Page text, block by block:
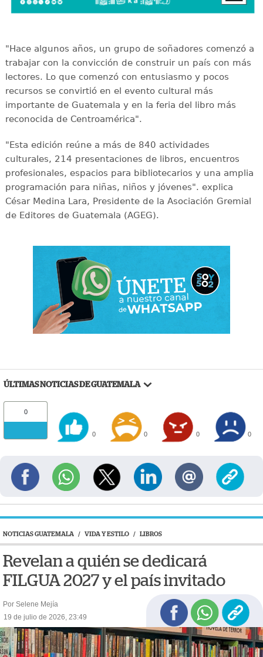
"Hace algunos años, un grupo de soñadores comenzó a
trabajar con la convicción de construir un país con más
lectores. Lo que comenzó con entusiasmo y pocos
recursos se convirtió en el evento cultural más
importante de Guatemala y en la feria del libro más
reconocida de Centroamérica".
"Esta edición reúne a más de 840 actividades
culturales, 214 presentaciones de libros, encuentros
profesionales, espacios para bibliotecarios y una amplia
programación para niñas, niños y jóvenes". explica
César Medina Lara, Presidente de la Asociación Gremial
de Editores de Guatemala (AGEG).
ÚLTIMAS NOTICIAS DE GUATEMALA
0
0 0 0 0
NOTICIAS GUATEMALA / VIDA Y ESTILO / LIBROS
Revelan a quién se dedicará
FILGUA 2027 y el país invitado
Por Selene Mejía
19 de julio de 2026, 23:49